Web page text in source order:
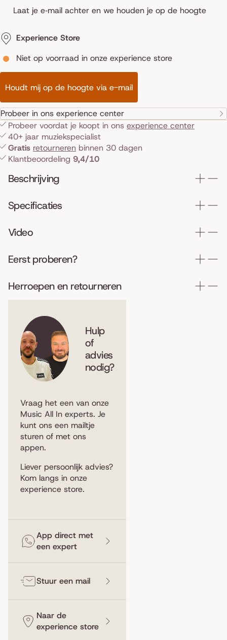
Laat je e‑mail achter en we houden je op de hoogte
Experience Store
Niet op voorraad in onze experience store
Houdt mij op de hoogte via e-mail
Probeer in ons experience center
Probeer voordat je koopt in ons experience center
40+ jaar muziekspecialist
Gratis retourneren binnen 30 dagen
Klantbeoordeling 9,4/10
Beschrijving
Specificaties
Video
Eerst proberen?
Herroepen en retourneren
Hulp
of
advies
nodig?
Vraag het een van onze
Music All In experts. Je
kunt ons een mailtje
sturen of met ons
appen.
Liever persoonlijk advies?
Kom langs in onze
experience store.
App direct met
een expert
Stuur een mail
Naar de
experience store